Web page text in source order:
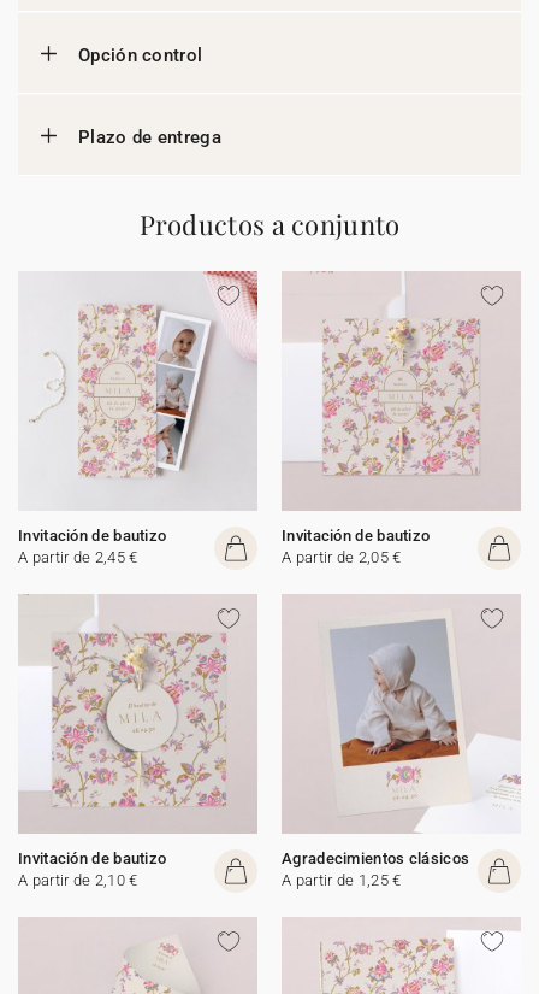
Opción control
Plazo de entrega
Productos a conjunto
Invitación de bautizo
A partir de 2,45 €
Invitación de bautizo
A partir de 2,05 €
Invitación de bautizo
A partir de 2,10 €
Agradecimientos clásicos
A partir de 1,25 €